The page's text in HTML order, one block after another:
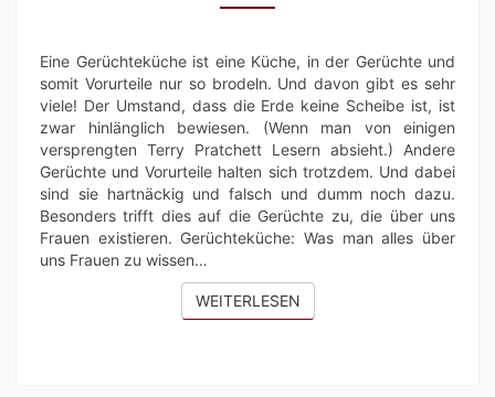
Eine Gerüchteküche ist eine Küche, in der Gerüchte und
somit Vorurteile nur so brodeln. Und davon gibt es sehr
viele! Der Umstand, dass die Erde keine Scheibe ist, ist
zwar hinlänglich bewiesen. (Wenn man von einigen
versprengten Terry Pratchett Lesern absieht.) Andere
Gerüchte und Vorurteile halten sich trotzdem. Und dabei
sind sie hartnäckig und falsch und dumm noch dazu.
Besonders trifft dies auf die Gerüchte zu, die über uns
Frauen existieren. Gerüchteküche: Was man alles über
uns Frauen zu wissen…
WEITERLESENWEITERLESEN